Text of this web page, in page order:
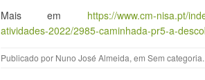
Mais em https://www.cm-nisa.pt/
atividades-2022/2985-caminhada-pr5-a-
Publicado por Nuno José Almeida, em Sem categoria.